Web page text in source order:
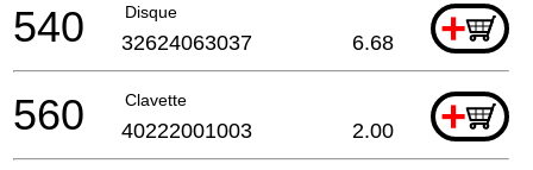
Disque +
540 32624063037 6.68
Clavette +
560 40222001003 2.00